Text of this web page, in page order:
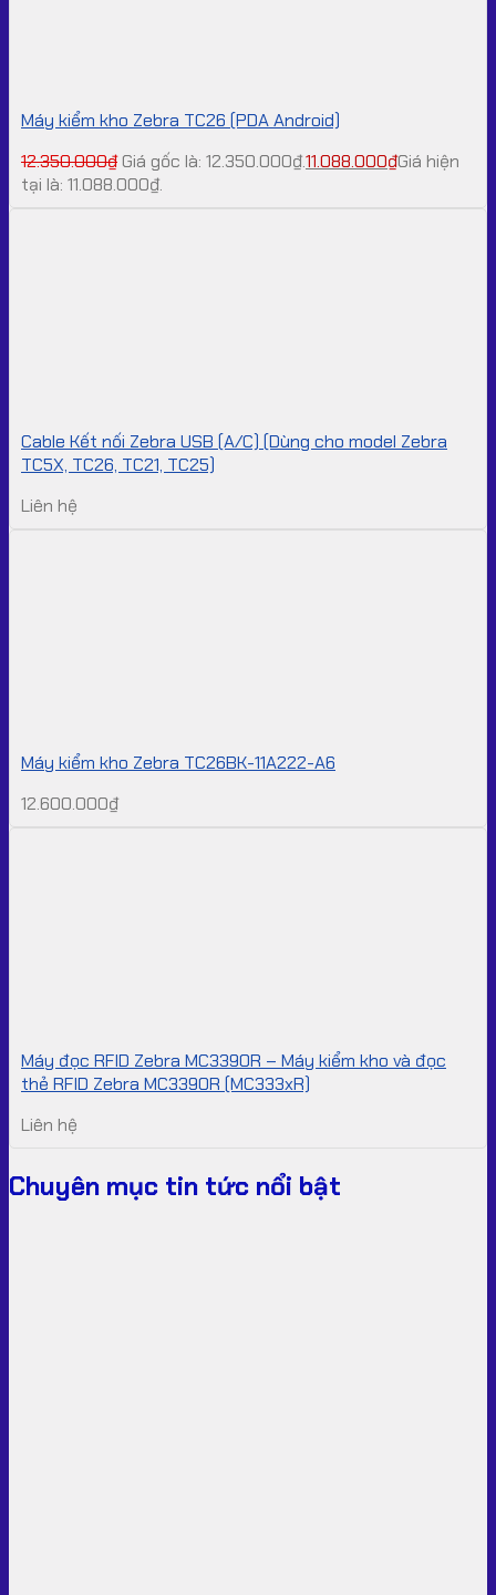
Máy kiểm kho Zebra TC26 (PDA Android)
12.350.000₫Giá gốc là: 12.350.000₫.11.088.000₫Giá hiện
tại là: 11.088.000₫.
Cable Kết nối Zebra USB (A/C) (Dùng cho model Zebra
TC5X, TC26, TC21, TC25)
Liên hệ
Máy kiểm kho Zebra TC26BK-11A222-A6
12.600.000₫
Máy đọc RFID Zebra MC3390R – Máy kiểm kho và đọc
thẻ RFID Zebra MC3390R (MC333xR)
Liên hệ
Chuyên mục tin tức nổi bật